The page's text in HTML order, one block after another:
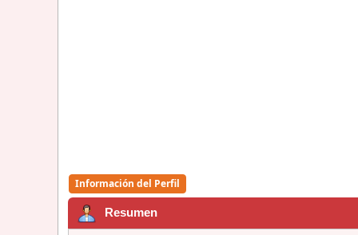
Información del Perfil
Resumen